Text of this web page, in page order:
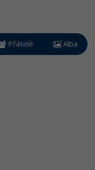
Přátelé Alba